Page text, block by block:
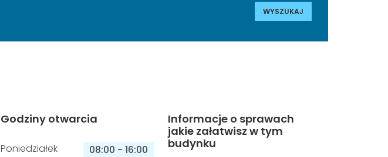
WYSZUKAJ
Godziny otwarcia
Poniedziałek 08:00 - 16:00
Informacje o sprawach
jakie załatwisz w tym
budynku